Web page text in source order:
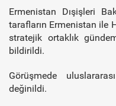
Ermenistan Dışişleri
tarafların Ermenistan ile
stratejik ortaklık
bildirildi.
Görüşmede
değinildi.